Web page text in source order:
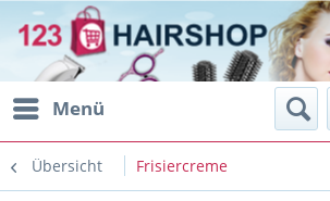
Menü
Übersicht Frisiercreme